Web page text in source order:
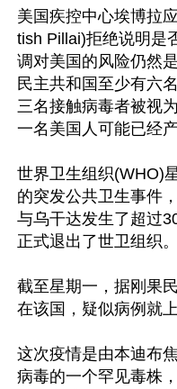
美国疾控中心埃博拉
tish Pillai)拒绝说明是
调对美国的风险仍然
民主共和国至少有六
三名接触病毒者被视
一名美国人可能已经
世界卫生组织(WHO)
的突发公共卫生事件
与乌干达发生了超过
正式退出了世卫组织。
截至星期一，据刚果
在该国，疑似病例就
这次疫情是由本迪布
病毒的一个罕见毒株